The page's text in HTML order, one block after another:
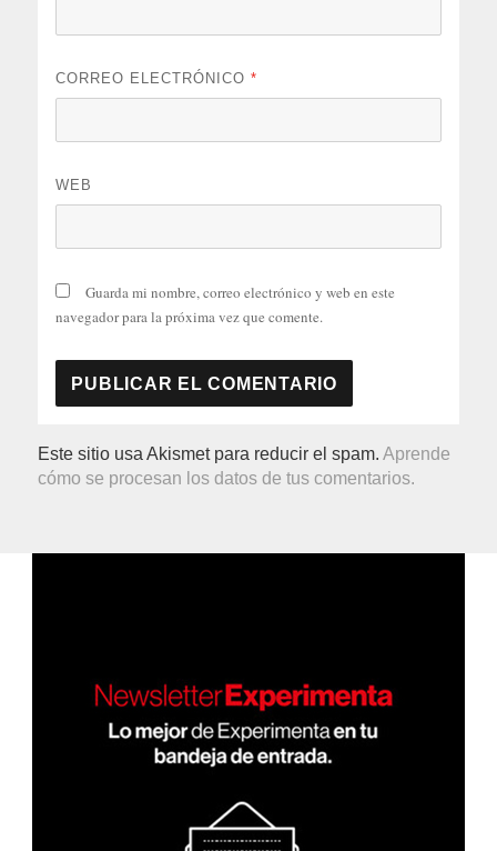
CORREO ELECTRÓNICO*
WEB
Guarda mi nombre, correo electrónico y web en este
navegador para la próxima vez que comente.
Este sitio usa Akismet para reducir el spam.Aprende
cómo se procesan los datos de tus comentarios.